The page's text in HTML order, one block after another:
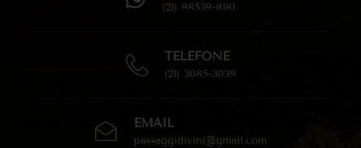
(21) 98539-8181
TELEFONE
(21) 3085-3039
EMAIL
passaggidivini@gmail.com